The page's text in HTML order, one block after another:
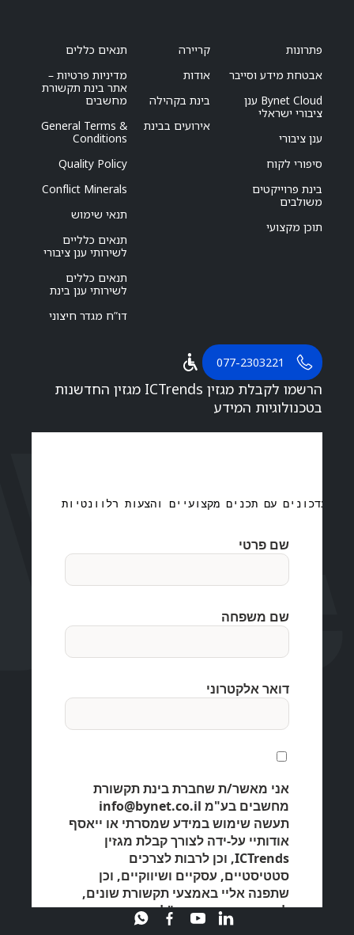
פתרונות
אבטחת מידע וסייבר
Bynet Cloud ענן
ציבורי ישראלי
ענן ציבורי
סיפורי לקוח
בינת פרוייקטים
משולבים
תוכן מקצועי
קריירה
אודות
בינת בקהילה
אירועים בבינת
תנאים כללים
מדיניות פרטיות –
אתר בינת תקשורת
מחשבים
General Terms &
Conditions
Quality Policy
Conflict Minerals
תנאי שימוש
תנאים כלליים
לשירותי ענן ציבורי
תנאים כללים
לשירותי ענן בינת
דו”ח מגדר חיצוני
077-2303221
הרשמו לקבלת מגזין ICTrends מגזין החדשנות
בטכנולוגיות המידע